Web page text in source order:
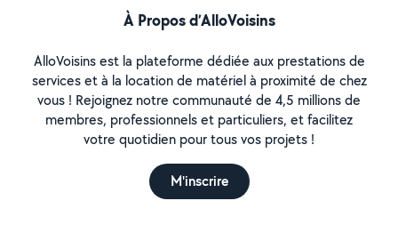
À Propos d’AlloVoisins
AlloVoisins est la plateforme dédiée aux prestations de
services et à la location de matériel à proximité de chez
vous ! Rejoignez notre communauté de 4,5 millions de
membres, professionnels et particuliers, et facilitez
votre quotidien pour tous vos projets !
M'inscrire